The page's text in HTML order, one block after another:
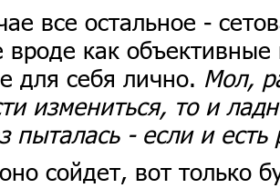
все остальное -
вроде как
для себя лично. Мол,
измениться, то и
пыталась - если и есть
сойдет, вот только